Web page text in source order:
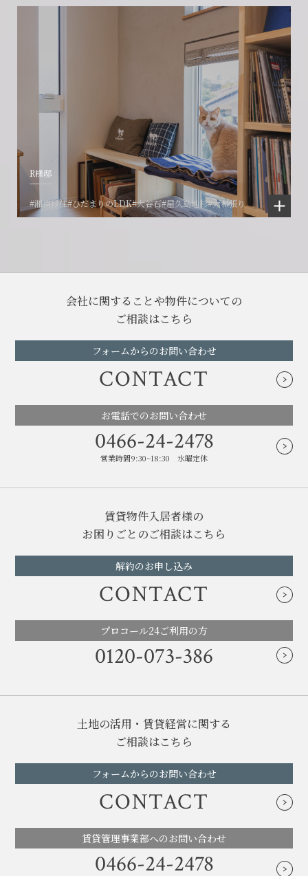
R様邸
#湘南移住#ひだまりのLDK#大谷石#屋久島地杉#大和張り
会社に関することや物件についての
ご相談はこちら
フォームからのお問い合わせ
CONTACT
お電話でのお問い合わせ
0466-24-2478
営業時間9:30~18:30 水曜定休
賃貸物件入居者様の
お困りごとのご相談はこちら
解約のお申し込み
CONTACT
プロコール24ご利用の方
0120-073-386
土地の活用・賃貸経営に関する
ご相談はこちら
フォームからのお問い合わせ
CONTACT
賃貸管理事業部へのお問い合わせ
0466-24-2478